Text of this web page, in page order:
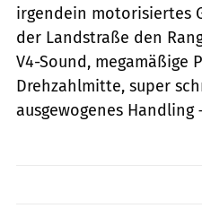
irgendein motorisiertes
der Landstraße den
V4-Sound, megamäßige
Drehzahlmitte, super
ausgewogenes Handling